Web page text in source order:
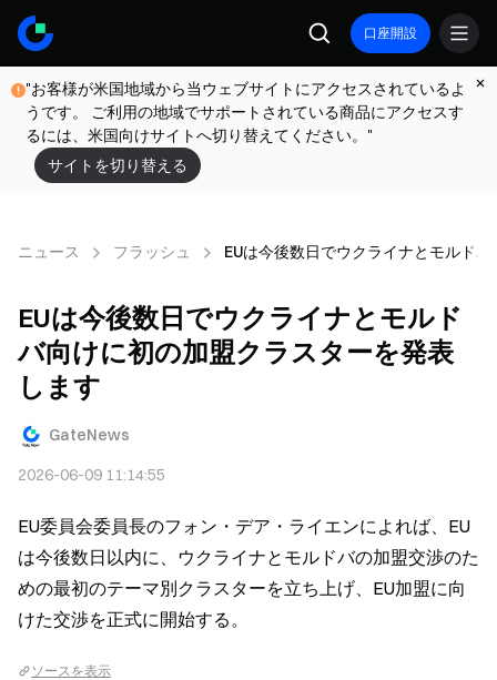
口座開設
"お客様が米国地域から当ウェブサイトにアクセスされているよ
うです。 ご利用の地域でサポートされている商品にアクセスす
るには、米国向けサイトへ切り替えてください。"
サイトを切り替える
ニュース フラッシュ EUは今後数日でウクライナとモルド
EUは今後数日でウクライナとモルド
バ向けに初の加盟クラスターを発表
します
GateNews
2026-06-09 11:14:55
EU委員会委員長のフォン・デア・ライエンによれば、EU
は今後数日以内に、ウクライナとモルドバの加盟交渉のた
めの最初のテーマ別クラスターを立ち上げ、EU加盟に向
けた交渉を正式に開始する。
ソースを表示